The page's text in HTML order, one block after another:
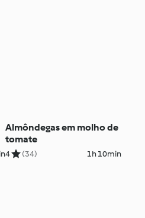
Almôndegas em molho de
tomate
4 (34) 1h 10min